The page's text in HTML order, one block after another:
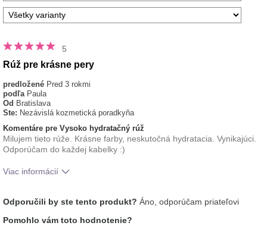
5
Rúž pre krásne pery
predložené Pred 3 rokmi
podľa Paula
Od Bratislava
Ste: Nezávislá kozmetická poradkyňa
Komentáre pre Vysoko hydratačný rúž
Milujem tieto rúže. Krásne farby, neskutočná hydratacia. Vynikajúci.
Odporúčam do každej kabelky :)
Viac informácií
Ako sa vám páči odtieň tohto prípravku?
Ako porovnávate tento prípravok s inými
Odporučili by ste tento produkt? Áno, odporúčam priateľovi
Pomohlo vám toto hodnotenie?